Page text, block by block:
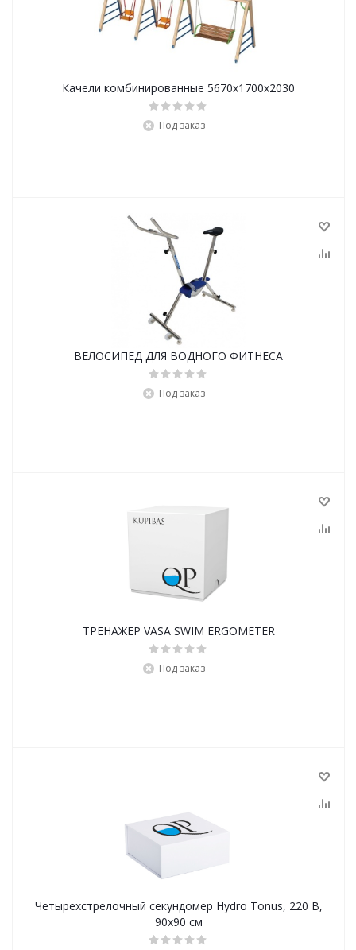
Качели комбинированные 5670х1700х2030
Под заказ
ВЕЛОСИПЕД ДЛЯ ВОДНОГО ФИТНЕСА
Под заказ
ТРЕНАЖЕР VASA SWIM ERGOMETER
Под заказ
Четырехстрелочный секундомер Hydro Tonus, 220 В,
90х90 см